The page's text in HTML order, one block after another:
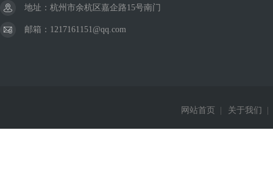
地址：杭州市余杭区嘉企路15号南门
邮箱：1217161151@qq.com
网站首页 关于我们